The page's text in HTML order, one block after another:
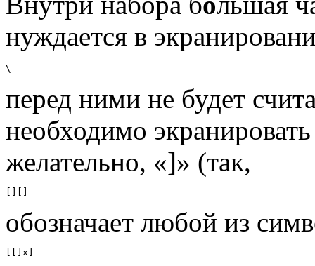
нуждается в
\
перед ними не будет
необходимо
желательно, «]» (так,
[][]
обозначает любой из
[[]х]